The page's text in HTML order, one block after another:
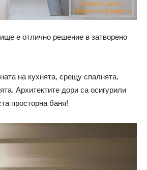
е отлично решение в затворено
на кухнята, срещу спалнята,
Архитектите дори са осигурили
просторна баня!